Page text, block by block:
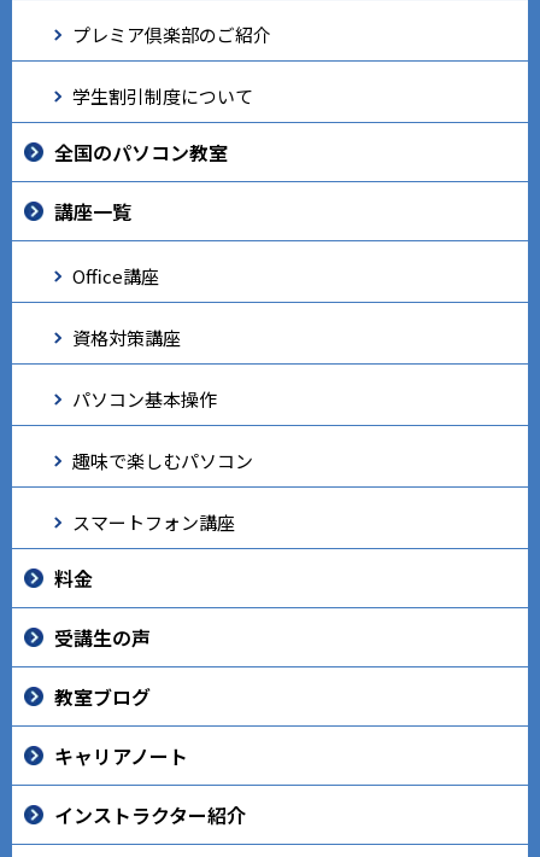
プレミア倶楽部のご紹介
学生割引制度について
全国のパソコン教室
講座一覧
Office講座
資格対策講座
パソコン基本操作
趣味で楽しむパソコン
スマートフォン講座
料金
受講生の声
教室ブログ
キャリアノート
インストラクター紹介